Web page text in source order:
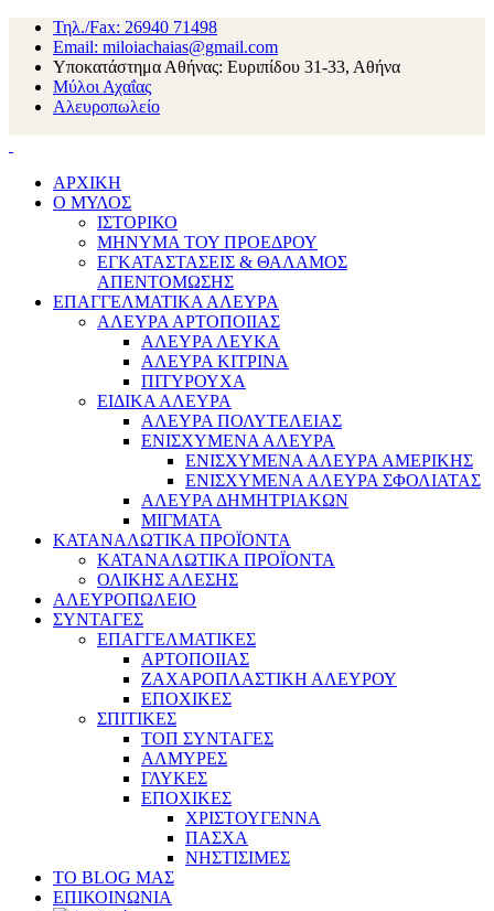
Τηλ./Fax: 26940 71498
Email: miloiachaias@gmail.com
Υποκατάστημα Αθήνας: Ευριπίδου 31-33, Αθήνα
Μύλοι Αχαΐας
Αλευροπωλείο
ΑΡΧΙΚΗ
Ο ΜΥΛΟΣ
ΙΣΤΟΡΙΚΟ
ΜΗΝΥΜΑ ΤΟΥ ΠΡΟΕΔΡΟΥ
ΕΓΚΑΤΑΣΤΑΣΕΙΣ & ΘΑΛΑΜΟΣ
ΑΠΕΝΤΟΜΩΣΗΣ
ΕΠΑΓΓΕΛΜΑΤΙΚΑ ΑΛΕΥΡΑ
ΑΛΕΥΡΑ ΑΡΤΟΠΟΙΙΑΣ
ΑΛΕΥΡΑ ΛΕΥΚΑ
ΑΛΕΥΡΑ ΚΙΤΡΙΝΑ
ΠΙΤΥΡΟΥΧΑ
ΕΙΔΙΚΑ ΑΛΕΥΡΑ
ΑΛΕΥΡΑ ΠΟΛΥΤΕΛΕΙΑΣ
ΕΝΙΣΧΥΜΕΝΑ ΑΛΕΥΡΑ
ΕΝΙΣΧΥΜΕΝΑ ΑΛΕΥΡΑ ΑΜΕΡΙΚΗΣ
ΕΝΙΣΧΥΜΕΝΑ ΑΛΕΥΡΑ ΣΦΟΛΙΑΤΑΣ
ΑΛΕΥΡΑ ΔΗΜΗΤΡΙΑΚΩΝ
ΜΙΓΜΑΤΑ
ΚΑΤΑΝΑΛΩΤΙΚΑ ΠΡΟΪΟΝΤΑ
ΚΑΤΑΝΑΛΩΤΙΚΑ ΠΡΟΪΟΝΤΑ
ΟΛΙΚΗΣ ΑΛΕΣΗΣ
ΑΛΕΥΡΟΠΩΛΕΙΟ
ΣΥΝΤΑΓΕΣ
ΕΠΑΓΓΕΛΜΑΤΙΚΕΣ
ΑΡΤΟΠΟΙΙΑΣ
ΖΑΧΑΡΟΠΛΑΣΤΙΚΗ ΑΛΕΥΡΟΥ
ΕΠΟΧΙΚΕΣ
ΣΠΙΤΙΚΕΣ
ΤΟΠ ΣΥΝΤΑΓΕΣ
ΑΛΜΥΡΕΣ
ΓΛΥΚΕΣ
ΕΠΟΧΙΚΕΣ
ΧΡΙΣΤΟΥΓΕΝΝΑ
ΠΑΣΧΑ
ΝΗΣΤΙΣΙΜΕΣ
ΤΟ BLOG ΜΑΣ
ΕΠΙΚΟΙΝΩΝΙΑ